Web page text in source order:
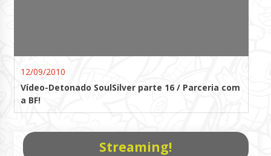
12/09/2010
Vídeo-Detonado SoulSilver parte 16 / Parceria com
a BF!
Streaming!